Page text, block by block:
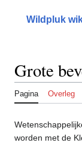
inhoud
springen
Wildpluk
Grote
Pagina Overleg
worden met de